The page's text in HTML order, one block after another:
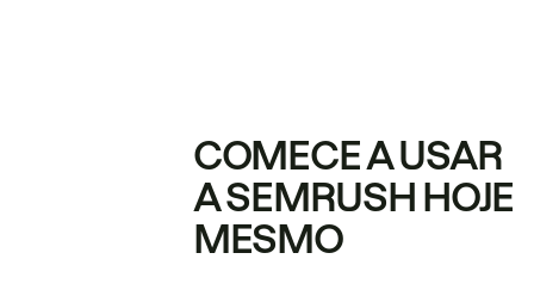
COMECE A USAR
A SEMRUSH HOJE
MESMO